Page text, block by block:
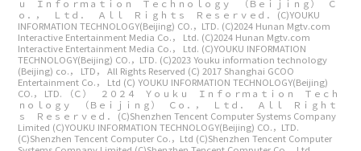
ｕ Ｉｎｆｏｒｍａｔｉｏｎ Ｔｅｃｈｎｏｌｏｇｙ （Ｂｅｉｊｉｎｇ） Ｃ
ｏ．， Ｌｔｄ． Ａｌｌ Ｒｉｇｈｔｓ Ｒｅｓｅｒｖｅｄ． (C)YOUKU
INFORMATION TECHNOLOGY(Beijing) CO.，LTD. (C)2024 Hunan Mgtv.com
Interactive Entertainment Media Co.， Ltd. (C)2024 Hunan Mgtv.com
Interactive Entertainment Media Co.， Ltd. (C)YOUKU INFORMATION
TECHNOLOGY(Beijing) CO.，LTD. (C)2023 Youku information technology
(Beijing) co.， LTD， All Rights Reserved (C) 2017 Shanghai GCOO
Entertainment Co.， Ltd (C) YOUKU INFORMATION TECHNOLOGY(Beijing)
CO.， LTD.
（Ｃ） ２０２４ Ｙｏｕｋｕ Ｉｎｆｏｒｍａｔｉｏｎ Ｔｅｃｈ
ｎｏｌｏｇｙ （Ｂｅｉｊｉｎｇ） Ｃｏ．， Ｌｔｄ． Ａｌｌ Ｒｉｇｈｔ
ｓ Ｒｅｓｅｒｖｅｄ． (C)Shenzhen Tencent Computer Systems Company
Limited (C)YOUKU INFORMATION TECHNOLOGY(Beijing) CO.，LTD.
(C)Shenzhen Tencent Computer Co.，Ltd (C)Shenzhen Tencent Computer